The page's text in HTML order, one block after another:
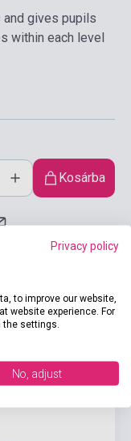
and gives pupils
within each level
Kosárba
Privacy policy
to improve our website,
website experience. For
settings.
No, adjust